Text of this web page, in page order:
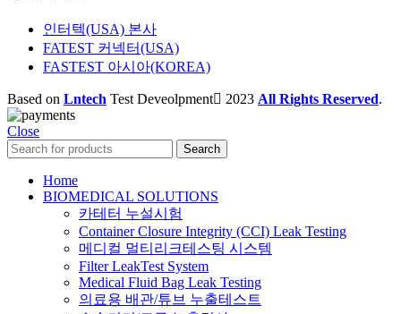
인터텍(USA) 본사
FATEST 커넥터(USA)
FASTEST 아시아(KOREA)
Based on Lntech Test Deveolpment 2023 All Rights Reserved.
Close
Search
Home
BIOMEDICAL SOLUTIONS
카테터 누설시험
Container Closure Integrity (CCI) Leak Testing
메디컬 멀티리크테스팅 시스템
Filter LeakTest System
Medical Fluid Bag Leak Testing
의료용 배관/튜브 누출테스트